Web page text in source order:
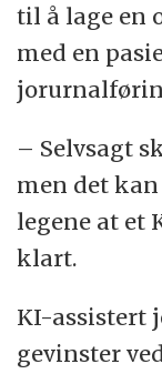
til å lage en
med en
– Selvsagt
men det
legene at et
klart.
KI-assistert
gevinster